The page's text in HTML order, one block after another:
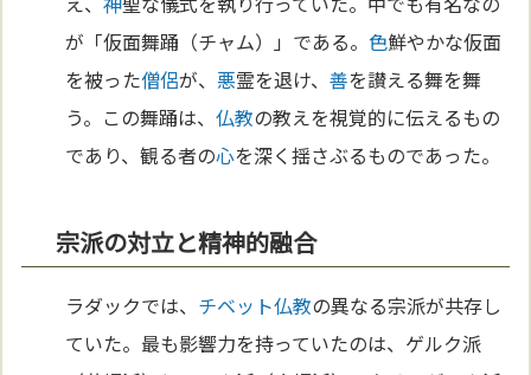
が「仮面舞踊（チャム）」である。色鮮やかな仮面
を被った僧侶が、悪霊を退け、善を讃える舞を舞
う。この舞踊は、仏教の教えを視覚的に伝えるもの
であり、観る者の心を深く揺さぶるものであった。
宗派の対立と精神的融合
ラダックでは、 チベット仏教の異なる宗派が共存し
ていた。最も影響力を持っていたのは、ゲルク派